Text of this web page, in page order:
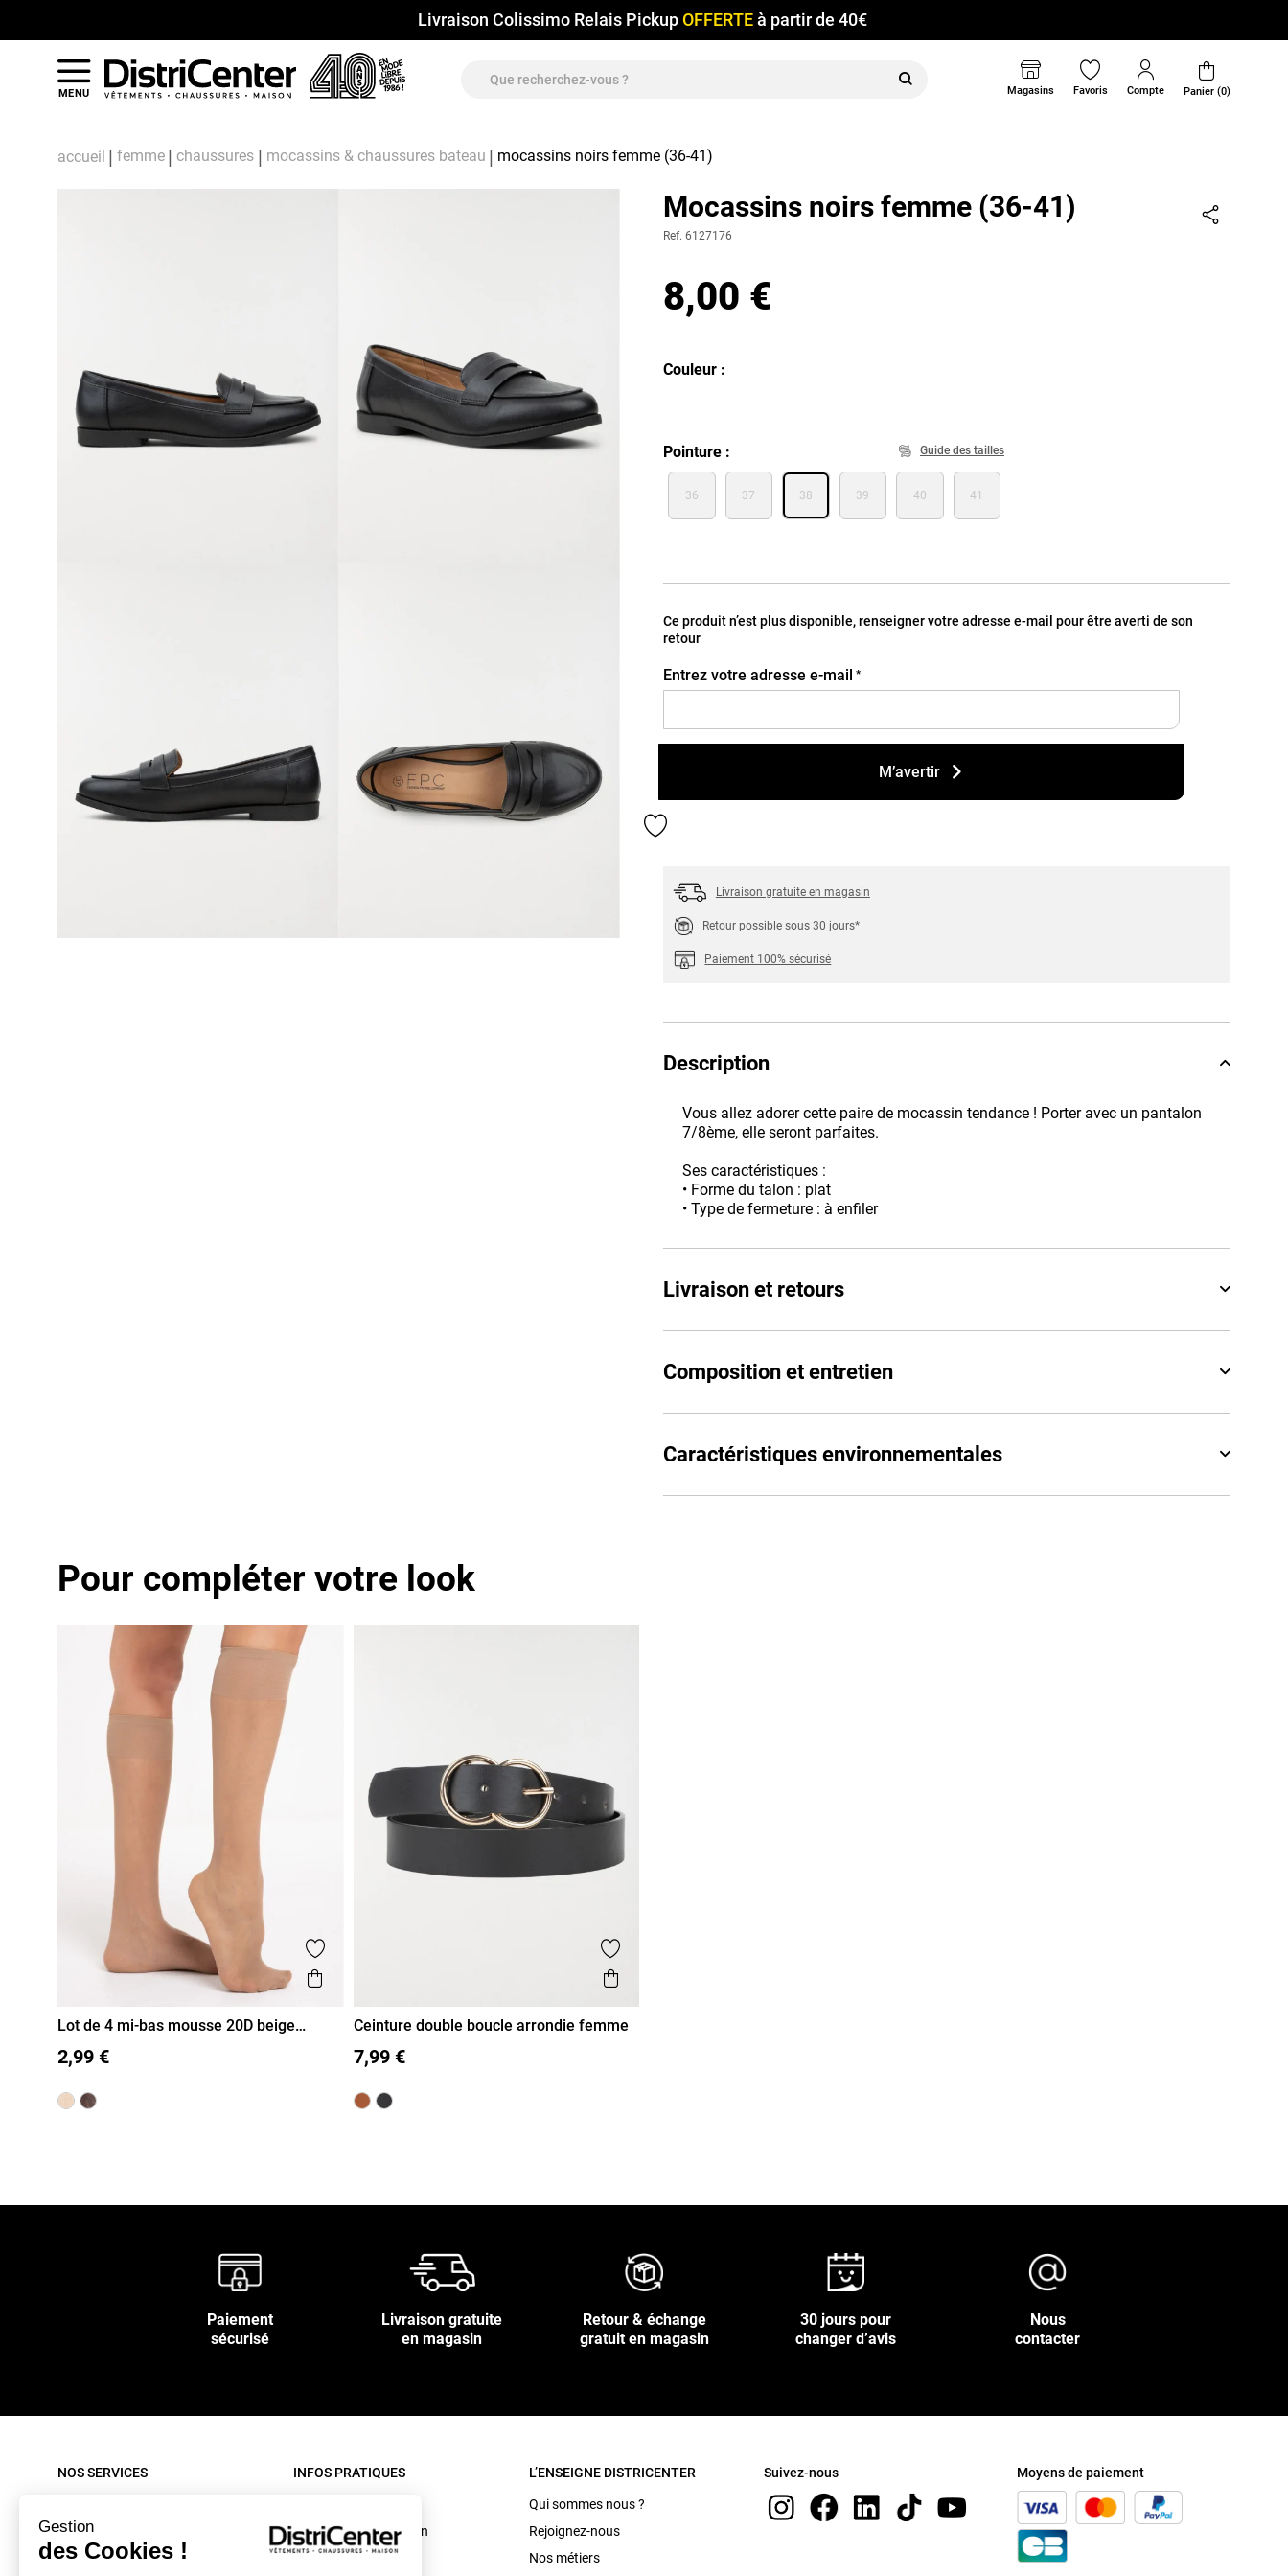
Gestion
des Cookies !
Livraison Colissimo Relais Pickup OFFERTEà partir de 40€
MENU Magasins Favoris Compte Panier (0)
accueil femme chaussures mocassins & chaussures bateau mocassins noirs femme (36-41)
Mocassins noirs femme (36-41)
Ref. 6127176
8,00 €
Couleur
Pointure Guide des tailles
36 37 38 39 40 41
Ce produit n’est plus disponible, renseigner votre adresse e-mail pour être averti de son
retour
Entrez votre adresse e-mail *
M’avertir
Ajouter aux favoris
Livraison gratuite en magasin
Retour possible sous 30 jours*
Paiement 100% sécurisé
Description
Vous allez adorer cette paire de mocassin tendance ! Porter avec un pantalon
7/8ème, elle seront parfaites.
Ses caractéristiques :
• Forme du talon : plat
• Type de fermeture : à enfiler
Livraison et retours
Composition et entretien
Caractéristiques environnementales
Pour compléter votre look
Ajouter aux favoris
Aperçu rapide
T U
Lot de 4 mi-bas mousse 20D beige
2,99 €
Ajouter aux favoris
Aperçu rapide
85
Ceinture double boucle arrondie femme
7,99 €
Paiement
sécurisé
Livraison gratuite
en magasin
Retour & échange
gratuit en magasin
30 jours pour
changer d’avis
Nous
contacter
NOS SERVICES
Nos livraisons
Retour sous 30 jours
INFOS PRATIQUES
Conditions d'utilisation
C.G.V. site internet
L’ENSEIGNE DISTRICENTER
Qui sommes nous ?
Rejoignez-nous
Nos métiers
Suivez-nous Moyens de paiement